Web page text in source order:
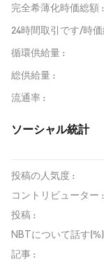
完全希薄化時価総額
24時間取引です/時
循環供給量
総供給量
流通率
ソーシャル統計
投稿の人気度 :
コントリビューター :
投稿 :
NBTについて話す
記事 :